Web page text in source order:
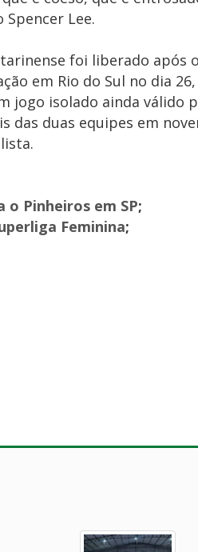
Lee.
foi liberado após
em Rio do Sul no dia
jogo isolado ainda
das duas equipes em
o Pinheiros em SP;
Feminina;